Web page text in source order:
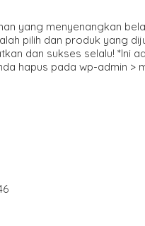
yang menyenangkan
pilih dan produk yang
dan sukses selalu! *Ini
hapus pada wp-admin >